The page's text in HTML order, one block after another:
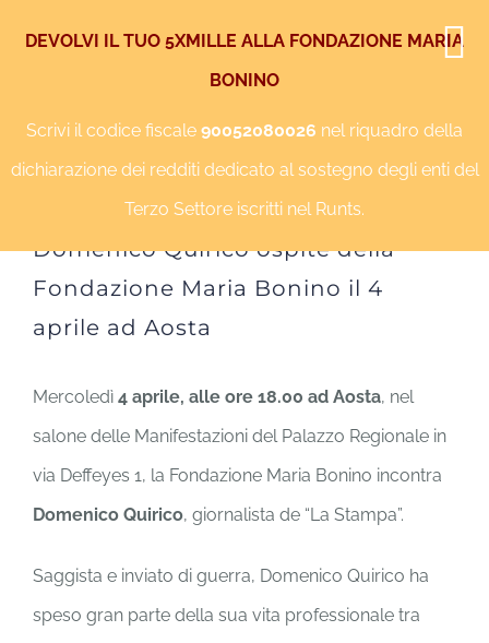
FacebookInstagramYouTube
immagine
Domenico Quirico ospite della
Fondazione Maria Bonino il 4
aprile ad Aosta
Mercoledì 4 aprile, alle ore 18.00 ad Aosta, nel
salone delle Manifestazioni del Palazzo Regionale in
via Deffeyes 1, la Fondazione Maria Bonino incontra
Domenico Quirico, giornalista de “La Stampa”.
Saggista e inviato di guerra, Domenico Quirico ha
speso gran parte della sua vita professionale tra
DEVOLVI IL TUO 5XMILLE ALLA FONDAZIONE MARIA
BONINO
Scrivi il codice fiscale 90052080026 nel riquadro della
dichiarazione dei redditi dedicato al sostegno degli enti del
Terzo Settore iscritti nel Runts.